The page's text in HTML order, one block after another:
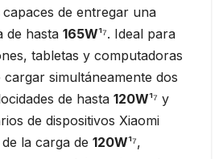
de entregar una
de hasta 165W¹⁷. Ideal para
tabletas y computadoras
simultáneamente dos
de hasta 120W¹⁷ y
de dispositivos Xiaomi
la carga de 120W¹⁷,